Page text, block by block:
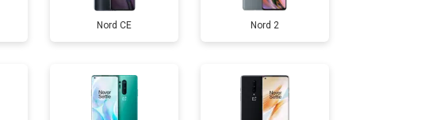
от 3200 ₽ Заказать
от 1400 ₽ Заказать
Nord CE Nord 2